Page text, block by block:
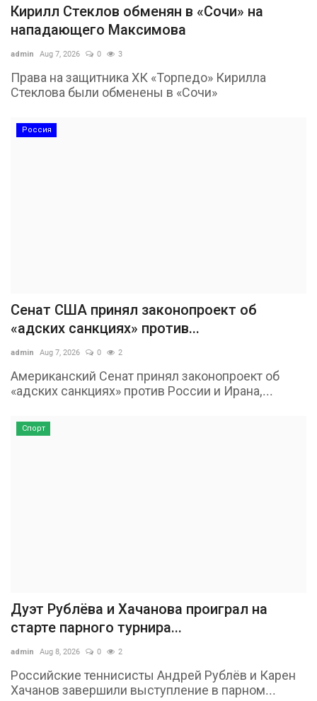
Кирилл Стеклов обменян в «Сочи» на
нападающего Максимова
admin Aug 7, 2026 0 3
Права на защитника ХК «Торпедо» Кирилла
Стеклова были обменены в «Сочи»
Россия
Сенат США принял законопроект об
«адских санкциях» против...
admin Aug 7, 2026 0 2
Американский Сенат принял законопроект об
«адских санкциях» против России и Ирана,...
Спорт
Дуэт Рублёва и Хачанова проиграл на
старте парного турнира...
admin Aug 8, 2026 0 2
Российские теннисисты Андрей Рублёв и Карен
Хачанов завершили выступление в парном...